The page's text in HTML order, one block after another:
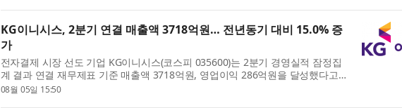
KG이니시스, 2분기 연결 매출액 3718억원… 전년동기 대비 15.0% 증
가
전자결제 시장 선도 기업 KG이니시스(코스피 035600)는 2분기 경영실적 잠정집
계 결과 연결 재무제표 기준 매출액 3718억원, 영업이익 286억원을 달성했다고 5
일 공시를 통해 밝혔다. 전년동기대비 매출액은 15.0%, 영업이익은 15.1% 증가
08월 05일 15:50